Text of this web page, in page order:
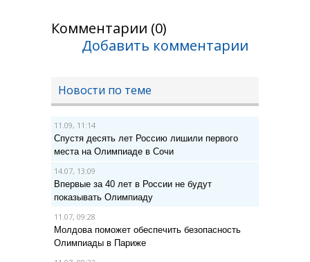
Комментарии (0)
Добавить комментарии
Новости по теме
11.09, 11:14
Спустя десять лет Россию лишили первого
места на Олимпиаде в Сочи
14.07, 13:09
Впервые за 40 лет в России не будут
показывать Олимпиаду
11.07, 09:28
Молдова поможет обеспечить безопасность
Олимпиады в Париже